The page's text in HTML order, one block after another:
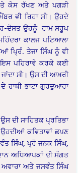
ਕੇਸ ਰੱਖਣ ਅਤੇ ਪਗੜੀ
ਵੀ ਰਿਹਾ ਸੀ। ਉਹਦੇ
ਦੋਸਤ ਉਹਨੂੰ ਰਾਮ ਸਰੂਪ
ਕਾਲਜ ਪਟਿਆਲਾ
ਪ੍ਰਿੰ. ਤੇਜਾ ਸਿੰਘ ਨੂੰ ਵੀ
ਪਹਿਰਾਵੇ ਕਰਕੇ ਕਈ
ਸੀ। ਉਸ ਦੀ ਆਖ਼ਰੀ
ਹਾਥੀ ਭਾਟਾ ਗੁਰਦੁਆਰਾ
ਦੀ ਸਾਹਿਤਕ ਪ੍ਰਤਿਭਾ
ਕਵਿਤਾਵਾਂ ਛਪਣ
ਸਿੰਘ, ਪ੍ਰੋ ਜਨਕ ਸਿੰਘ,
ਅਧਿਆਪਕਾਂ ਦੀ ਸੰਗਤ
ਅਤੇ ਜਸਵੰਤ ਸਿੰਘ